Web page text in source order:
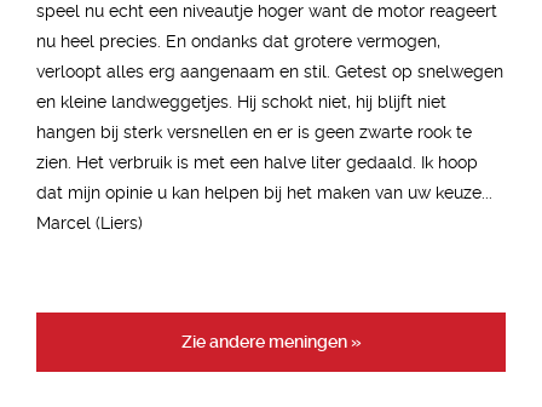
speel nu echt een niveautje hoger want de motor reageert
nu heel precies. En ondanks dat grotere vermogen,
verloopt alles erg aangenaam en stil. Getest op snelwegen
en kleine landweggetjes. Hij schokt niet, hij blijft niet
hangen bij sterk versnellen en er is geen zwarte rook te
zien. Het verbruik is met een halve liter gedaald. Ik hoop
dat mijn opinie u kan helpen bij het maken van uw keuze...
Marcel (Liers)
Zie andere meningen »